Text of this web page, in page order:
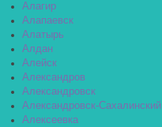
Алагир
Алапаевск
Алатырь
Алдан
Алейск
Александров
Александровск
Александровск-Сахалинский
Алексеевка